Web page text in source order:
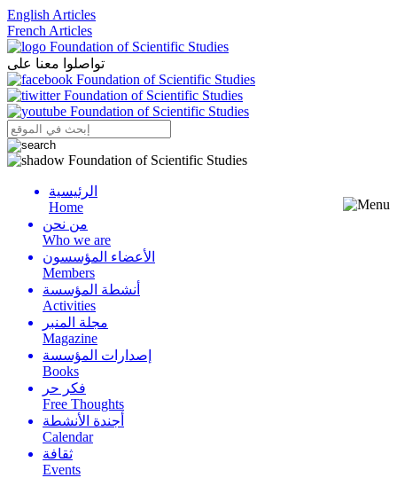
English Articles
French Articles
تواصلوا معنا على
Menu
الرئيسية
Home
من نحن
Who we are
الأعضاء المؤسسون
Members
أنشطة المؤسسة
Activities
مجلة المنبر
Magazine
إصدارات المؤسسة
Books
فكر حر
Free Thoughts
أجندة الأنشطة
Calendar
ثقافة
Events